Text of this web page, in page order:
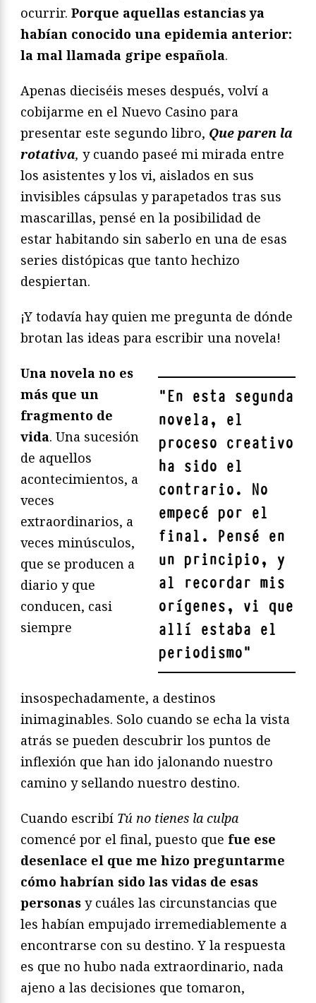
ocurrir. Porque aquellas estancias ya
habían conocido una epidemia anterior:
la mal llamada gripe española.
Apenas dieciséis meses después, volví a
cobijarme en el Nuevo Casino para
presentar este segundo libro, Que paren la
rotativa, y cuando paseé mi mirada entre
los asistentes y los vi, aislados en sus
invisibles cápsulas y parapetados tras sus
mascarillas, pensé en la posibilidad de
estar habitando sin saberlo en una de esas
series distópicas que tanto hechizo
despiertan.
¡Y todavía hay quien me pregunta de dónde
brotan las ideas para escribir una novela!
"En esta segunda
novela, el
proceso creativo
ha sido el
contrario. No
empecé por el
final. Pensé en
un principio, y
al recordar mis
orígenes, vi que
allí estaba el
periodismo"
Una novela no es
más que un
fragmento de
vida. Una sucesión
de aquellos
acontecimientos, a
veces
extraordinarios, a
veces minúsculos,
que se producen a
diario y que
conducen, casi
siempre
insospechadamente, a destinos
inimaginables. Solo cuando se echa la vista
atrás se pueden descubrir los puntos de
inflexión que han ido jalonando nuestro
camino y sellando nuestro destino.
Cuando escribí Tú no tienes la culpa
comencé por el final, puesto que fue ese
desenlace el que me hizo preguntarme
cómo habrían sido las vidas de esas
personas y cuáles las circunstancias que
les habían empujado irremediablemente a
encontrarse con su destino. Y la respuesta
es que no hubo nada extraordinario, nada
ajeno a las decisiones que tomaron,